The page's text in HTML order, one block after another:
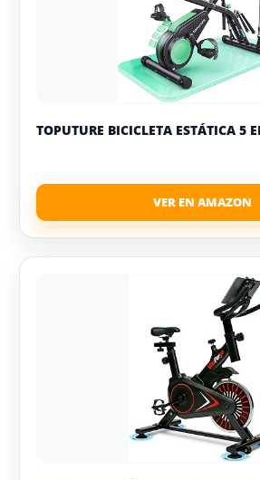
TOPUTURE BICICLETA ESTÁTICA 5